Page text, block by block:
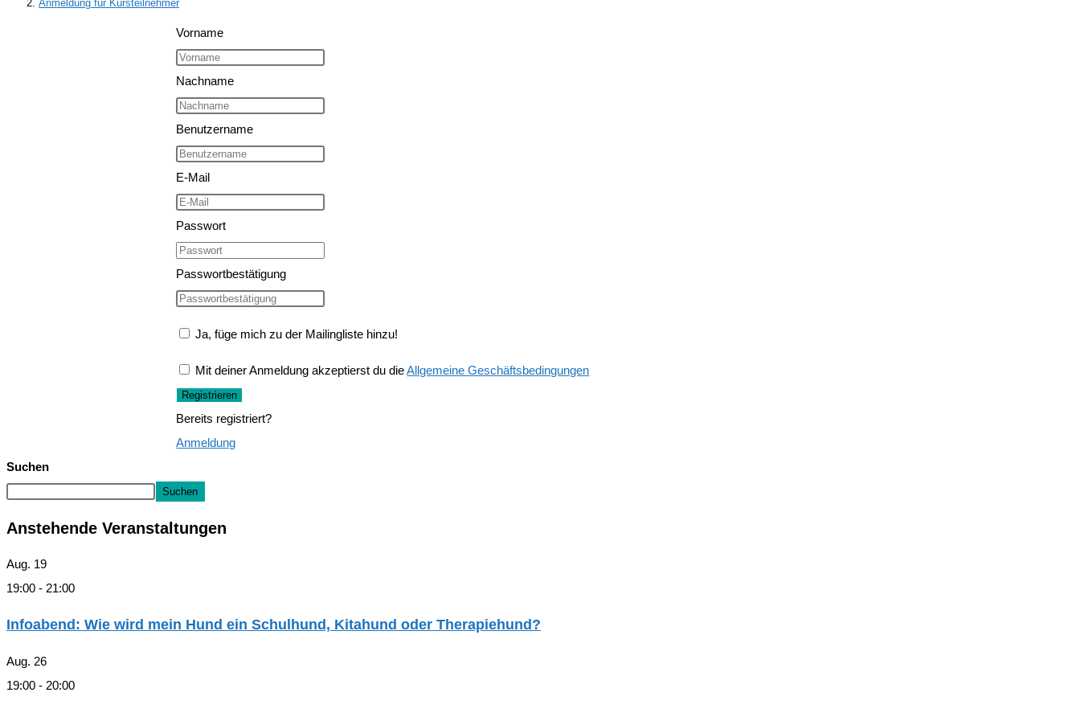
Anmeldung für Kursteilnehmer
Vorname
Nachname
Benutzername
E-Mail
Passwort
Passwortbestätigung
Ja, füge mich zu der Mailingliste hinzu!
Mit deiner Anmeldung akzeptierst du dieAllgemeine Geschäftsbedingungen
Registrieren
Bereits registriert?
Anmeldung
Suchen
Suchen
Anstehende Veranstaltungen
Aug. 19
19:00 - 21:00
Infoabend: Wie wird mein Hund ein Schulhund, Kitahund oder Therapiehund?
Aug. 26
19:00 - 20:00